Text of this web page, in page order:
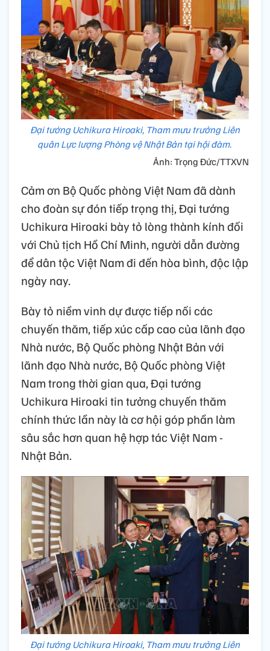
Đại tướng Uchikura Hiroaki, Tham mưu trưởng Liên
quân Lực lượng Phòng vệ Nhật Bản tại hội đàm.
Ảnh: Trọng Đức/TTXVN
Cảm ơn Bộ Quốc phòng Việt Nam đã dành
cho đoàn sự đón tiếp trọng thị, Đại tướng
Uchikura Hiroaki bày tỏ lòng thành kính đối
với Chủ tịch Hồ Chí Minh, người dẫn đường
để dân tộc Việt Nam đi đến hòa bình, độc lập
ngày nay.
Bày tỏ niềm vinh dự được tiếp nối các
chuyến thăm, tiếp xúc cấp cao của lãnh đạo
Nhà nước, Bộ Quốc phòng Nhật Bản với
lãnh đạo Nhà nước, Bộ Quốc phòng Việt
Nam trong thời gian qua, Đại tướng
Uchikura Hiroaki tin tưởng chuyến thăm
chính thức lần này là cơ hội góp phần làm
sâu sắc hơn quan hệ hợp tác Việt Nam -
Nhật Bản.
Đại tướng Uchikura Hiroaki, Tham mưu trưởng Liên